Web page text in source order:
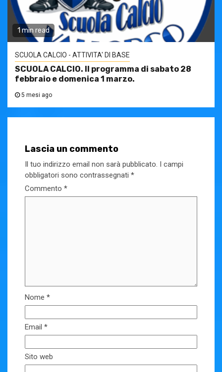
1 min read
SCUOLA CALCIO - ATTIVITA' DI BASE
SCUOLA CALCIO. Il programma di sabato 28
febbraio e domenica 1 marzo.
5 mesi ago
Lascia un commento
Il tuo indirizzo email non sarà pubblicato.
I campi
obbligatori sono contrassegnati *
Commento *
Nome *
Email *
Sito web